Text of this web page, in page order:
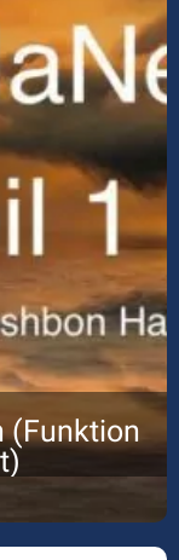
(Funktion